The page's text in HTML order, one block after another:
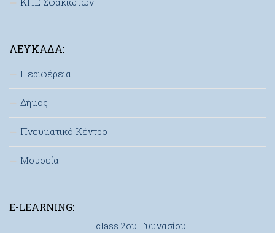
ΛΕΥΚΆΔΑ:
Περιφέρεια
Δήμος
Πνευματικό Κέντρο
Μουσεία
E-LEARNING:
Eclass 2ου Γυμνασίου